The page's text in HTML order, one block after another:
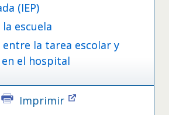
(IEP)
escuela
la tarea escolar y
el hospital
Imprimir